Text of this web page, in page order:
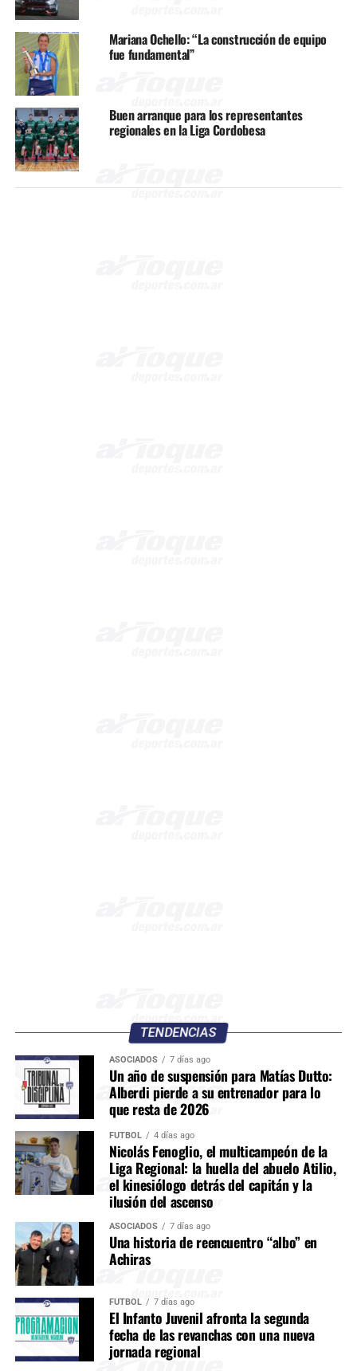
Mariana Ochello: “La construcción de equipo
fue fundamental”
Buen arranque para los representantes
regionales en la Liga Cordobesa
TENDENCIAS
ASOCIADOS 7 días ago
Un año de suspensión para Matías Dutto:
Alberdi pierde a su entrenador para lo
que resta de 2026
FÚTBOL 4 días ago
Nicolás Fenoglio, el multicampeón de la
Liga Regional: la huella del abuelo Atilio,
el kinesiólogo detrás del capitán y la
ilusión del ascenso
ASOCIADOS 7 días ago
Una historia de reencuentro “albo” en
Achiras
FÚTBOL 7 días ago
El Infanto Juvenil afronta la segunda
fecha de las revanchas con una nueva
jornada regional